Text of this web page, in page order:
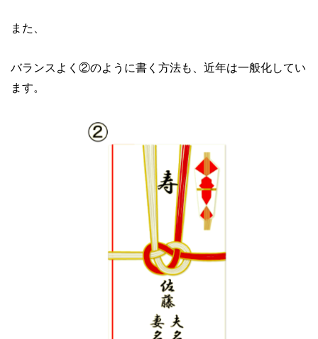
また、
バランスよく②のように書く方法も、近年は一般化してい
ます。